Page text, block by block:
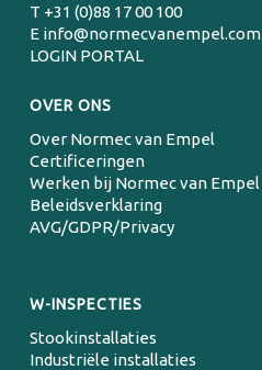
T +31 (0)88 17 00 100
E info@normecvanempel.com
LOGIN PORTAL
OVER ONS
Over Normec van Empel
Certificeringen
Werken bij Normec van Empel
Beleidsverklaring
AVG/GDPR/Privacy
W-INSPECTIES
Stookinstallaties
Industriële installaties